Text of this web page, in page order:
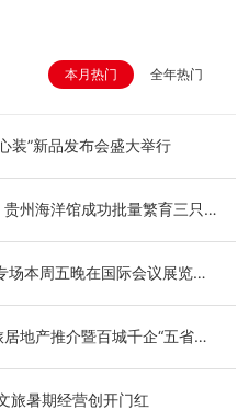
本月热门 全年热门
装”新品发布会盛大举行
州海洋馆成功批量繁育三只
场本周五晚在国际会议展览中
居地产推介暨百城千企“五省
旅暑期经营创开门红